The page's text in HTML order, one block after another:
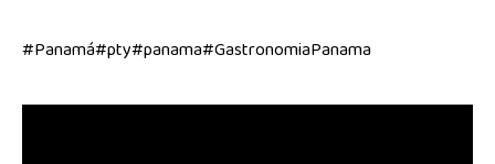
#Panamá#pty#panama#GastronomiaPanama